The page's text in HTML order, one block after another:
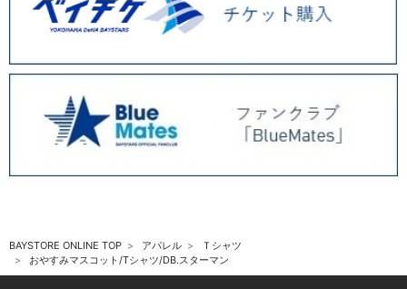
BAYSTORE ONLINE TOP アパレル
Ｔシャツ
おやすみマスコット/Tシャツ/DB.スターマン